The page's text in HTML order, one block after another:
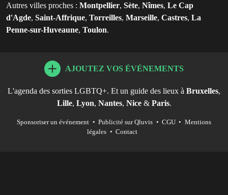
Autres villes proches : Montpellier, Sète, Nîmes, Le Cap
d'Agde, Saint-Affrique, Torreilles, Marseille, Castres, La
Penne-sur-Huveaune, Toulon.
AJOUTEZ VOS ÉVÉNEMENTS
L'agenda des sorties LGBTQ+. Et un guide des lieux à Bruxelles,
Lille, Lyon, Nantes, Nice& Paris.
Sponsoriser un événement • Publicité sur Qluvis • CGU • Mentions
légales • Contact